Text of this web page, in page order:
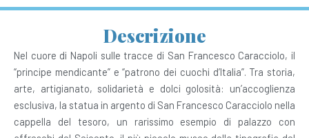
Descrizione
Nel cuore di Napoli sulle tracce di San Francesco Caracciolo, il
“principe mendicante” e “patrono dei cuochi d’Italia”. Tra storia,
arte, artigianato, solidarietà e dolci golosità: un’accoglienza
esclusiva, la statua in argento di San Francesco Caracciolo nella
cappella del tesoro, un rarissimo esempio di palazzo con